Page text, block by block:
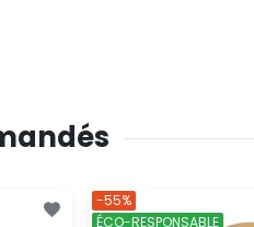
-55%
ÉCO-RESPONSABLE